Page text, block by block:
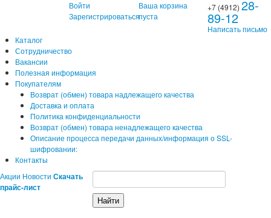
Войти
Зарегистрироваться
Ваша корзина
пуста
+7 (4912)28-
89-12
Написать письмо
Каталог
Сотрудничество
Вакансии
Полезная информация
Покупателям
Возврат (обмен) товара надлежащего качества
Доставка и оплата
Политика конфиденциальности
Возврат (обмен) товара ненадлежащего качества
Описание процесса передачи данных/информация о SSL-
шифровании:
Контакты
Акции Новости Скачать
прайс-лист